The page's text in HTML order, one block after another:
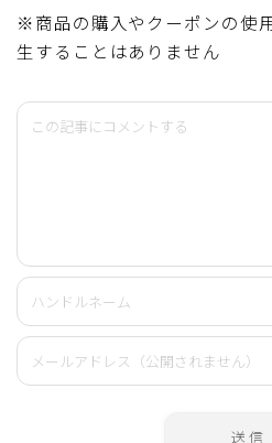
※商品の購入やクーポンの使
生することはありません